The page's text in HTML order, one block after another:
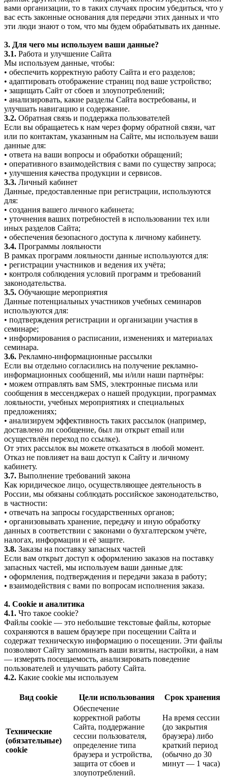
вами организации, то в таких случаях просим убедиться, что у
вас есть законные основания для передачи этих данных и что
эти люди знают о том, что мы будем обрабатывать их данные.
3. Для чего мы используем ваши данные?
3.1. Работа и улучшение Сайта
Мы используем данные, чтобы:
• обеспечить корректную работу Сайта и его разделов;
• адаптировать отображение страниц под ваше устройство;
• защищать Сайт от сбоев и злоупотреблений;
• анализировать, какие разделы Сайта востребованы, и
улучшать навигацию и содержание.
3.2. Обратная связь и поддержка пользователей
Если вы обращаетесь к нам через форму обратной связи, чат
или по контактам, указанным на Сайте, мы используем ваши
данные для:
• ответа на ваши вопросы и обработки обращений;
• оперативного взаимодействия с вами по существу запроса;
• улучшения качества продукции и сервисов.
3.3. Личный кабинет
Данные, предоставленные при регистрации, используются
для:
• создания вашего личного кабинета;
• уточнения ваших потребностей в использовании тех или
иных разделов Сайта;
• обеспечения безопасного доступа к личному кабинету.
3.4. Программы лояльности
В рамках программ лояльности данные используются для:
• регистрации участников и ведения их учёта;
• контроля соблюдения условий программ и требований
законодательства.
3.5. Обучающие мероприятия
Данные потенциальных участников учебных семинаров
используются для:
• подтверждения регистрации и организации участия в
семинаре;
• информирования о расписании, изменениях и материалах
семинара.
3.6. Рекламно-информационные рассылки
Если вы отдельно согласились на получение рекламно-
информационных сообщений, мы и/или наши партнёры:
• можем отправлять вам SMS, электронные письма или
сообщения в мессенджерах о нашей продукции, программах
лояльности, учебных мероприятиях и специальных
предложениях;
• анализируем эффективность таких рассылок (например,
доставлено ли сообщение, был ли открыт email или
осуществлён переход по ссылке).
От этих рассылок вы можете отказаться в любой момент.
Отказ не повлияет на ваш доступ к Сайту и личному
кабинету.
3.7. Выполнение требований закона
Как юридическое лицо, осуществляющее деятельность в
России, мы обязаны соблюдать российское законодательство,
в частности:
• отвечать на запросы государственных органов;
• организовывать хранение, передачу и иную обработку
данных в соответствии с законами о бухгалтерском учёте,
налогах, информации и её защите.
3.8. Заказы на поставку запасных частей
Если вам открыт доступ к оформлению заказов на поставку
запасных частей, мы используем ваши данные для:
• оформления, подтверждения и передачи заказа в работу;
• взаимодействия с вами по вопросам исполнения заказа.
4. Cookie и аналитика
4.1. Что такое cookie?
Файлы cookie — это небольшие текстовые файлы, которые
сохраняются в вашем браузере при посещении Сайта и
содержат техническую информацию о посещении. Эти файлы
позволяют Сайту запоминать ваши визиты, настройки, а нам
— измерять посещаемость, анализировать поведение
пользователей и улучшать работу Сайта.
4.2. Какие cookie мы используем
Вид cookie Цели использования Срок хранения
Технические
(обязательные)
cookie
Обеспечение
корректной работы
Сайта, поддержание
сессии пользователя,
определение типа
браузера и устройства,
защита от сбоев и
злоупотреблений.
На время сессии
(до закрытия
браузера) либо
краткий период
(обычно до 30
минут — 1 часа)